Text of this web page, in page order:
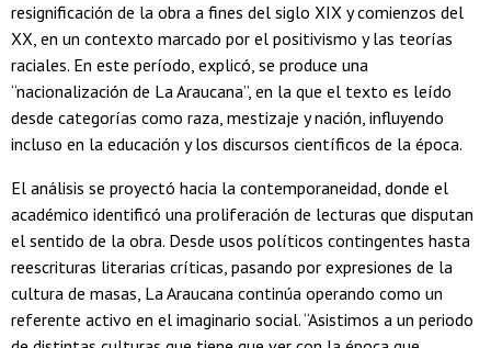
resignificación de la obra a fines del siglo XIX y comienzos del
XX, en un contexto marcado por el positivismo y las teorías
raciales. En este período, explicó, se produce una
“nacionalización de La Araucana”, en la que el texto es leído
desde categorías como raza, mestizaje y nación, influyendo
incluso en la educación y los discursos científicos de la época.
El análisis se proyectó hacia la contemporaneidad, donde el
académico identificó una proliferación de lecturas que disputan
el sentido de la obra. Desde usos políticos contingentes hasta
reescrituras literarias críticas, pasando por expresiones de la
cultura de masas, La Araucana continúa operando como un
referente activo en el imaginario social. “Asistimos a un periodo